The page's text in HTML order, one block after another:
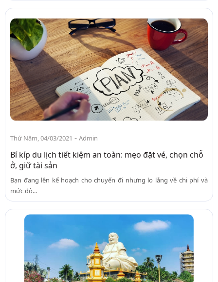
Thứ Năm, 04/03/2021 - Admin
Bí kíp du lịch tiết kiệm an toàn: mẹo đặt vé, chọn chỗ
ở, giữ tài sản
Bạn đang lên kế hoạch cho chuyến đi nhưng lo lắng về chi phí và
mức độ...